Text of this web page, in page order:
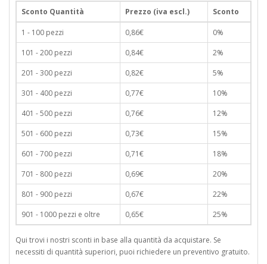
Sconto Quantità Prezzo (iva escl.) Sconto
1 - 100 pezzi 0,86€
0%
101 - 200 pezzi
0,84€
2%
201 - 300 pezzi
0,82€
5%
301 - 400 pezzi
0,77€
10%
401 - 500 pezzi
0,76€
12%
501 - 600 pezzi
0,73€
15%
601 - 700 pezzi
0,71€
18%
701 - 800 pezzi
0,69€
20%
801 - 900 pezzi
0,67€
22%
901 - 1000 pezzi e oltre
0,65€ 25%
Qui trovi i nostri sconti in base alla quantità da acquistare. Se
necessiti di quantità superiori, puoi richiedere un preventivo gratuito.